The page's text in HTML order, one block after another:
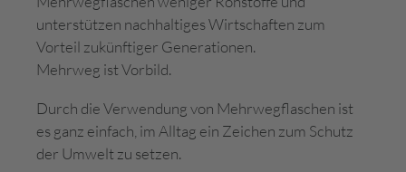
unterstützen nachhaltiges Wirtschaften zum
Vorteil zukünftiger Generationen.
Mehrweg ist Vorbild.
Durch die Verwendung von Mehrwegflaschen ist
es ganz einfach, im Alltag ein Zeichen zum Schutz
der Umwelt zu setzen.